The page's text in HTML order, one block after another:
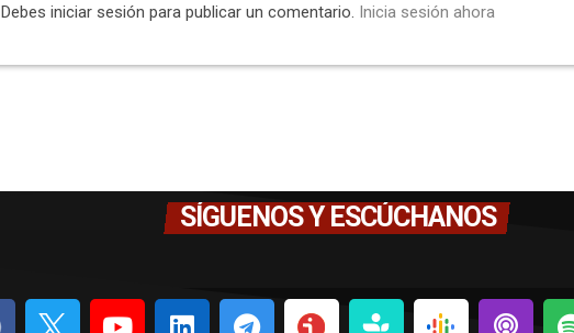
Debes iniciar sesión para publicar un comentario. Inicia sesión ahora
SÍGUENOS Y ESCÚCHANOS